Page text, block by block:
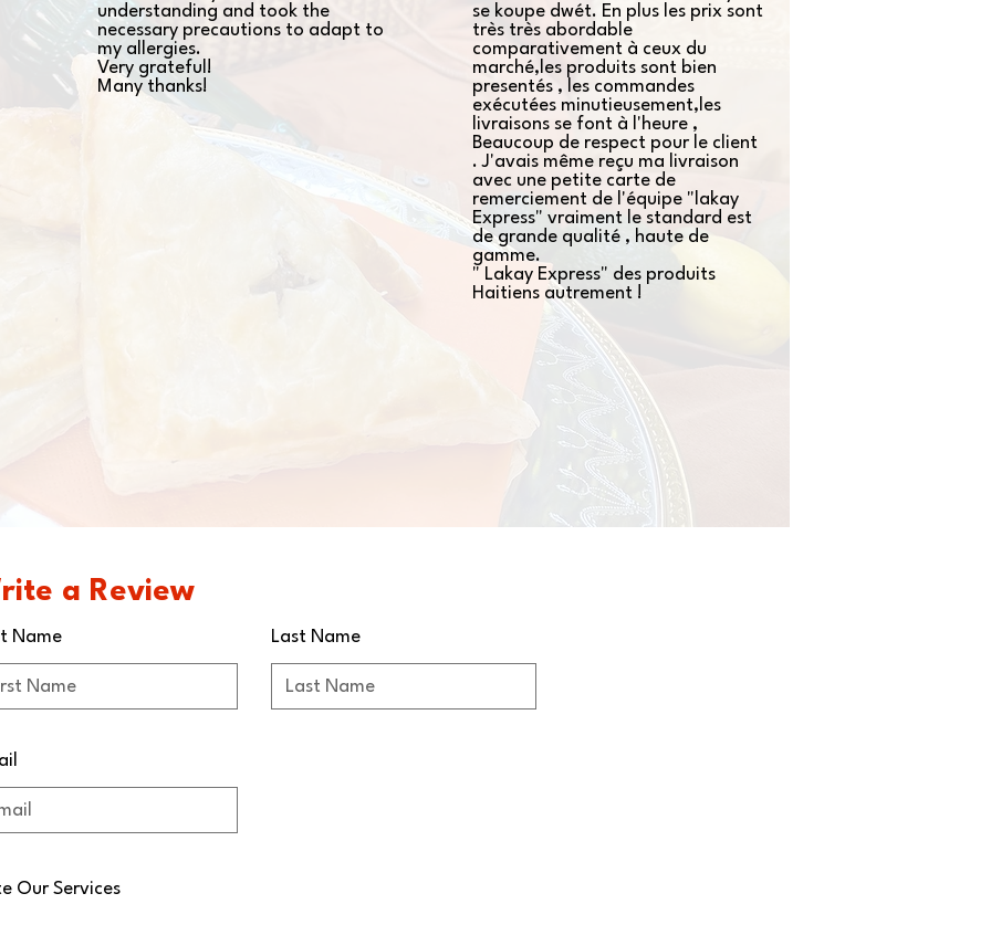
understanding and took the
necessary precautions to adapt to
my allergies.
Very grateful!
Many thanks!
se koupe dwét. En plus les prix sont
très très abordable
comparativement à ceux du
marché,les produits sont bien
presentés , les commandes
exécutées minutieusement,les
livraisons se font à l'heure ,
Beaucoup de respect pour le client
. J'avais même reçu ma livraison
avec une petite carte de
remerciement de l'équipe "lakay
Express" vraiment le standard est
de grande qualité , haute de
gamme.
" Lakay Express" des produits
Haitiens autrement !
a Review
Name Last Name
Our Services